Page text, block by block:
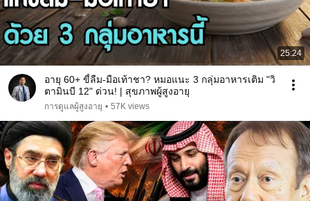
25:24
อายุ 60+ ขี้ลืม-มือเท้าชา? หมอแนะ 3 กลุ่มอาหารเติม "วิ
ตามินบี 12" ด่วน! | สุขภาพผู้สูงอายุ
การดูแลผู้สูงอายุ • 57K views